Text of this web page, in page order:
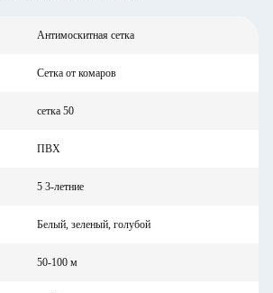
Антимоскитная сетка
Сетка от комаров
сетка 50
ПВХ
5 3-летние
Белый, зеленый, голубой
50-100 м